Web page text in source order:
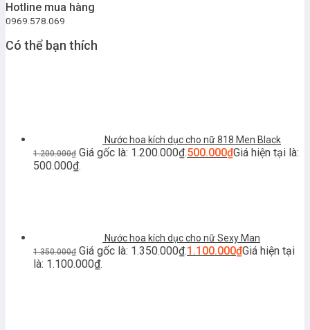
Hotline mua hàng
0969.578.069
Có thể bạn thích
Nước hoa kích dục cho nữ 818 Men Black
1.200.000₫ Giá gốc là: 1.200.000₫.500.000₫Giá hiện tại là:
500.000₫.
Nước hoa kích dục cho nữ Sexy Man
1.350.000₫ Giá gốc là: 1.350.000₫.1.100.000₫Giá hiện tại
là: 1.100.000₫.